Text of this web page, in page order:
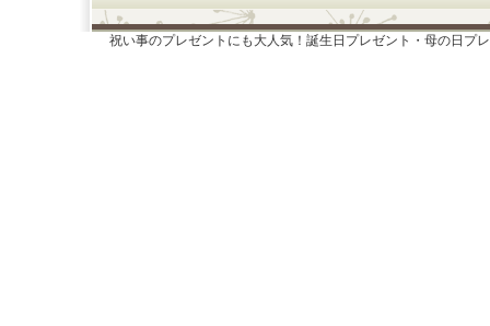
祝い事のプレゼントにも大人気！誕生日プレゼント・母の日プ